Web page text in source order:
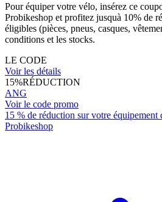
Pour équiper votre vélo, insérez ce
Probikeshop et profitez jusquà 10% de
éligibles (pièces, pneus, casques,
conditions et les stocks.
LE CODE
Voir les détails
15%RÉDUCTION
ANG
Voir le code promo
15 % de réduction sur votre équipement
Probikeshop